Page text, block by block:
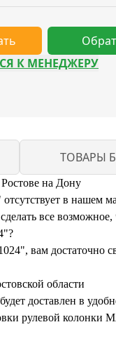
К МЕНЕДЖЕРУ
ТОВАРЫ
на Дону
в нашем
все возможное,
вам достаточно
области
доставлен в
рулевой